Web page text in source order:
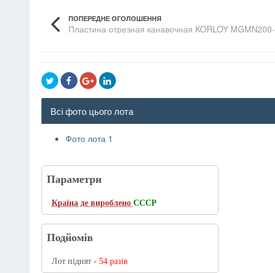
ПОПЕРЕДНЕ ОГОЛОШЕННЯ
Пластина отрезная канавочная KORLOY
Всі фото цього лота
Фото лота 1
Параметри
Країна де вироблено СССР
Подйомів
Лот піднят - 54 разів